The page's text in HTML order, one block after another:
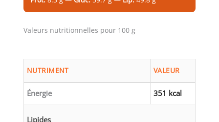
Valeurs nutritionnelles pour 100 g
NUTRIMENT VALEUR
Énergie 351 kcal
Lipides